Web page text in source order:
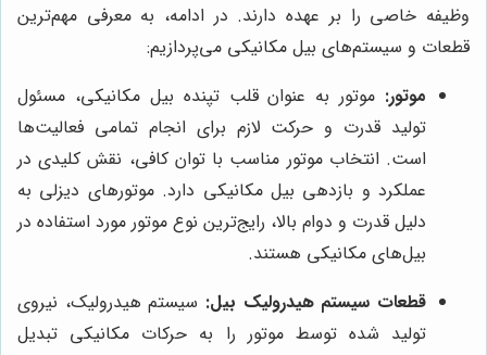
وظیفه خاصی را بر عهده دارند. در ادامه، به معرفی مهم‌ترین
قطعات و سیستم‌های بیل مکانیکی می‌پردازیم:
موتور: موتور به عنوان قلب تپنده بیل مکانیکی، مسئول
تولید قدرت و حرکت لازم برای انجام تمامی فعالیت‌ها
است. انتخاب موتور مناسب با توان کافی، نقش کلیدی در
عملکرد و بازدهی بیل مکانیکی دارد. موتورهای دیزلی به
دلیل قدرت و دوام بالا، رایج‌ترین نوع موتور مورد استفاده در
بیل‌های مکانیکی هستند.
قطعات سیستم هیدرولیک بیل: سیستم هیدرولیک، نیروی
تولید شده توسط موتور را به حرکات مکانیکی تبدیل